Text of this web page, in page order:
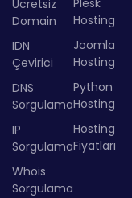
Ücretsiz
Domain
IDN
Çevirici
DNS
Sorgulama
IP
Sorgulama
Whois
Sorgulama
Plesk
Hosting
Joomla
Hosting
Python
Hosting
Hosting
Fiyatları